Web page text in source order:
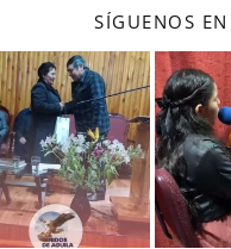
SÍGUENOS